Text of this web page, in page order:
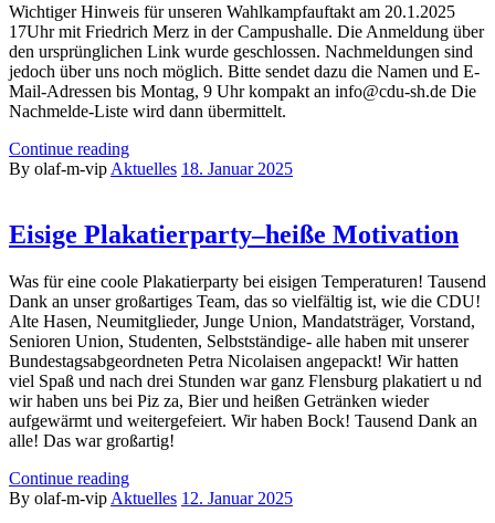
Wichtiger Hinweis für unseren Wahlkampfauftakt am 20.1.2025
17Uhr mit Friedrich Merz in der Campushalle. Die Anmeldung über
den ursprünglichen Link wurde geschlossen. Nachmeldungen sind
jedoch über uns noch möglich. Bitte sendet dazu die Namen und E-
Mail-Adressen bis Montag, 9 Uhr kompakt an info@cdu-sh.de Die
Nachmelde-Liste wird dann übermittelt.
Continue reading
By olaf-m-vip Aktuelles 18. Januar 2025
Eisige Plakatierparty–heiße Motivation
Was für eine coole Plakatierparty bei eisigen Temperaturen! Tausend
Dank an unser großartiges Team, das so vielfältig ist, wie die CDU!
Alte Hasen, Neumitglieder, Junge Union, Mandatsträger, Vorstand,
Senioren Union, Studenten, Selbstständige- alle haben mit unserer
Bundestagsabgeordneten Petra Nicolaisen angepackt! Wir hatten
viel Spaß und nach drei Stunden war ganz Flensburg plakatiert u nd
wir haben uns bei Piz za, Bier und heißen Getränken wieder
aufgewärmt und weitergefeiert. Wir haben Bock! Tausend Dank an
alle! Das war großartig!
Continue reading
By olaf-m-vip Aktuelles 12. Januar 2025